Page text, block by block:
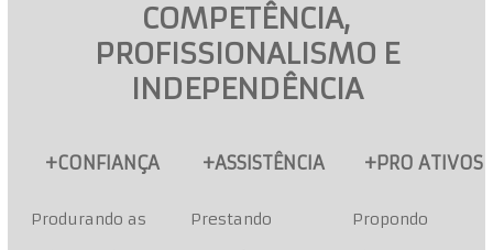
COMPETÊNCIA,
PROFISSIONALISMO E
INDEPENDÊNCIA
+CONFIANÇA
Produrando as
+ASSISTÊNCIA
Prestando
+PRO ATIVOS
Propondo